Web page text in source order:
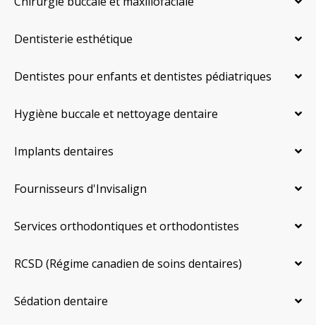
Dentisterie esthétique
Dentistes pour enfants et dentistes pédiatriques
Hygiène buccale et nettoyage dentaire
Implants dentaires
Fournisseurs d'Invisalign
Services orthodontiques et orthodontistes
RCSD (Régime canadien de soins dentaires)
Sédation dentaire